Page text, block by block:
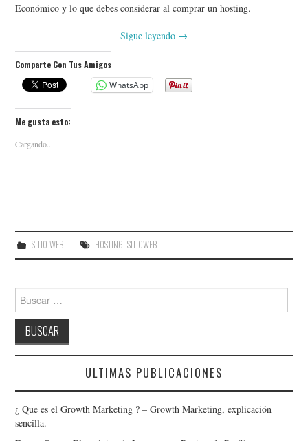
Económico y lo que debes considerar al comprar un hosting.
Sigue leyendo →
Comparte Con Tus Amigos
WhatsApp
Me gusta esto:
Cargando...
SITIO WEB HOSTING SITIOWEB
ULTIMAS PUBLICACIONES
¿ Que es el Growth Marketing ? – Growth Marketing, explicación
sencilla.